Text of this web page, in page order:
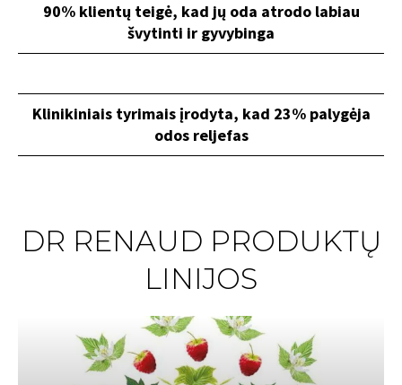
90% klientų teigė, kad jų oda atrodo labiau
švytinti ir gyvybinga
Klinikiniais tyrimais įrodyta, kad 23% palygėja
odos reljefas
DR RENAUD PRODUKTŲ
LINIJOS